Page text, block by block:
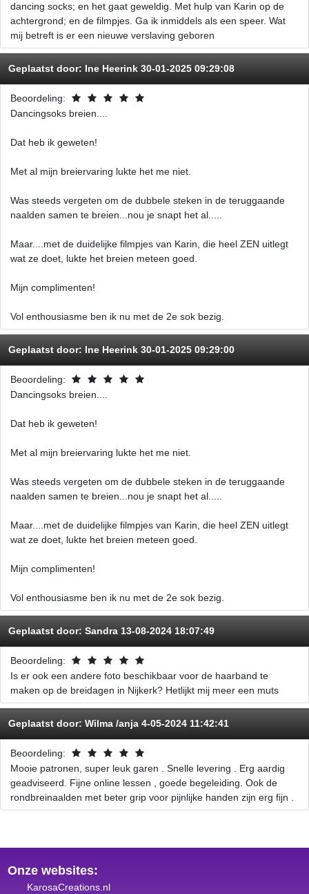
dancing socks; en het gaat geweldig. Met hulp van Karin op de
achtergrond; en de filmpjes. Ga ik inmiddels als een speer. Wat
mij betreft is er een nieuwe verslaving geboren
Geplaatst door: Ine Heerink 30-01-2025 09:29:08
Beoordeling:
Dancingsoks breien....
Dat heb ik geweten!
Met al mijn breiervaring lukte het me niet.
Was steeds vergeten om de dubbele steken in de teruggaande
naalden samen te breien...nou je snapt het al.....
Maar....met de duidelijke filmpjes van Karin, die heel ZEN uitlegt
wat ze doet, lukte het breien meteen goed.
Mijn complimenten!
Vol enthousiasme ben ik nu met de 2e sok bezig.
Geplaatst door: Ine Heerink 30-01-2025 09:29:00
Beoordeling:
Dancingsoks breien....
Dat heb ik geweten!
Met al mijn breiervaring lukte het me niet.
Was steeds vergeten om de dubbele steken in de teruggaande
naalden samen te breien...nou je snapt het al.....
Maar....met de duidelijke filmpjes van Karin, die heel ZEN uitlegt
wat ze doet, lukte het breien meteen goed.
Mijn complimenten!
Vol enthousiasme ben ik nu met de 2e sok bezig.
Geplaatst door: Sandra 13-08-2024 18:07:49
Beoordeling:
Is er ook een andere foto beschikbaar voor de haarband te
maken op de breidagen in Nijkerk? Hetlijkt mij meer een muts
Geplaatst door: Wilma /anja 4-05-2024 11:42:41
Beoordeling:
Mooie patronen, super leuk garen . Snelle levering . Erg aardig
geadviseerd. Fijne online lessen , goede begeleiding. Ook de
rondbreinaalden met beter grip voor pijnlijke handen zijn erg fijn .
Onze websites:
KarosaCreations.nl